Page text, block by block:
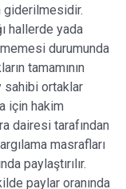
giderilmesidir.
hallerde yada
durumunda
tamamının
sahibi ortaklar
için hakim
dairesi tarafından
masrafları
paylaştırılır.
paylar oranında